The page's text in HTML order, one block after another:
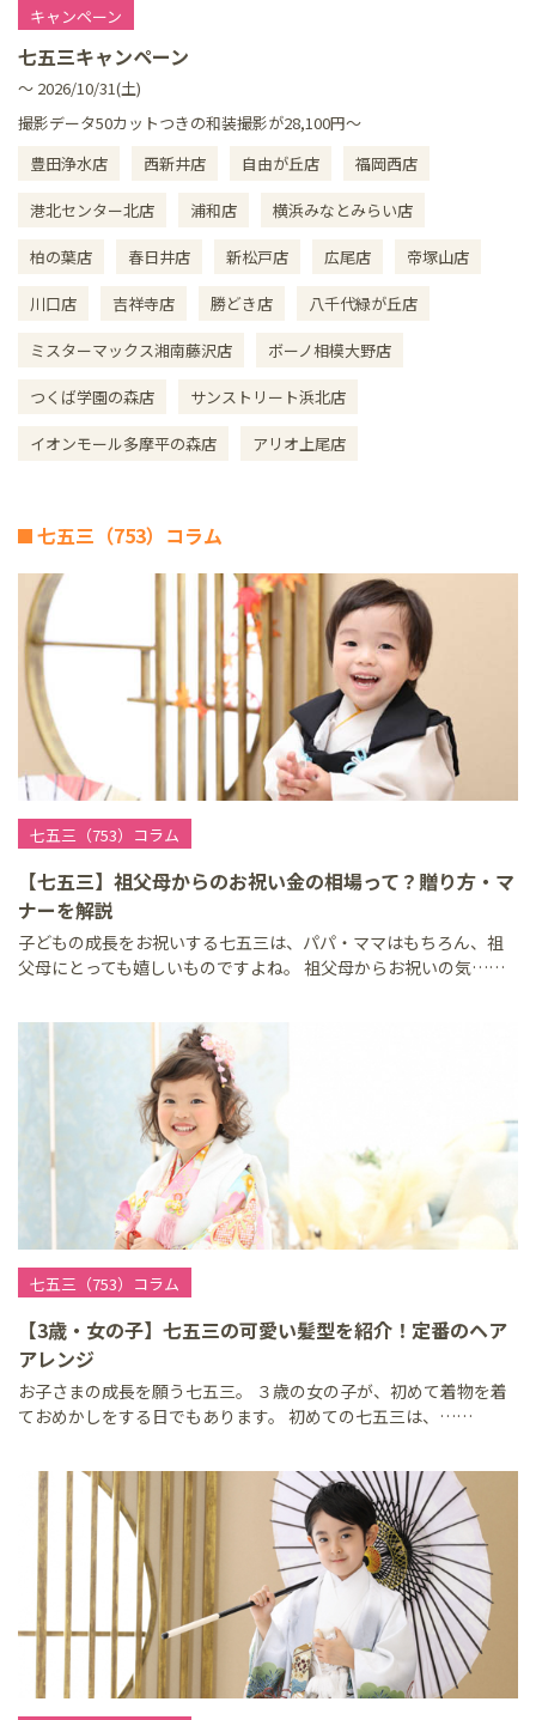
キャンペーン
七五三キャンペーン
～ 2026/10/31(土)
撮影データ50カットつきの和装撮影が28,100円～
豊田浄水店
西新井店 自由が丘店 福岡西店
港北センター北店 浦和店 横浜みなとみらい店
柏の葉店 春日井店 新松戸店 広尾店 帝塚山店
川口店 吉祥寺店 勝どき店 八千代緑が丘店
ミスターマックス湘南藤沢店 ボーノ相模大野店
つくば学園の森店 サンストリート浜北店
イオンモール多摩平の森店 アリオ上尾店
七五三（753）コラム
七五三（753）コラム
【七五三】祖父母からのお祝い金の相場って？贈り方・マ
ナーを解説
子どもの成長をお祝いする七五三は、パパ・ママはもちろん、祖
父母にとっても嬉しいものですよね。 祖父母からお祝いの気……
七五三（753）コラム
【3歳・女の子】七五三の可愛い髪型を紹介！定番のヘア
アレンジ
お子さまの成長を願う七五三。 ３歳の女の子が、初めて着物を着
ておめかしをする日でもあります。 初めての七五三は、……